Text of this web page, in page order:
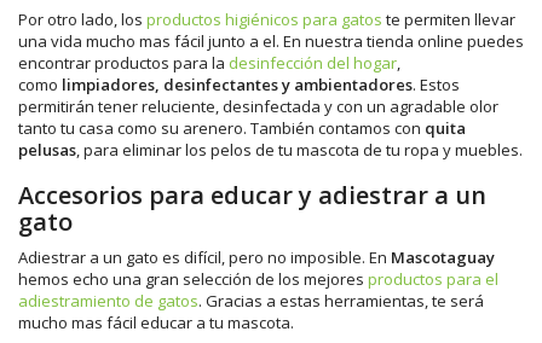
Por otro lado, los productos higiénicos para gatos te permiten llevar
una vida mucho mas fácil junto a el. En nuestra tienda online puedes
encontrar productos para la desinfección del hogar,
como limpiadores, desinfectantes y ambientadores. Estos
permitirán tener reluciente, desinfectada y con un agradable olor
tanto tu casa como su arenero. También contamos con quita
pelusas, para eliminar los pelos de tu mascota de tu ropa y muebles.
Accesorios para educar y adiestrar a un
gato
Adiestrar a un gato es difícil, pero no imposible. En Mascotaguay
hemos echo una gran selección de los mejores productos para el
adiestramiento de gatos. Gracias a estas herramientas, te será
mucho mas fácil educar a tu mascota.